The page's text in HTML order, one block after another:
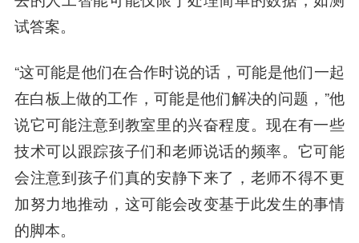
试答案。
“这可能是他们在合作时说的话，可能是他们一起
在白板上做的工作，可能是他们解决的问题，”他
说它可能注意到教室里的兴奋程度。现在有一些
技术可以跟踪孩子们和老师说话的频率。它可能
会注意到孩子们真的安静下来了，老师不得不更
加努力地推动，这可能会改变基于此发生的事情
的脚本。